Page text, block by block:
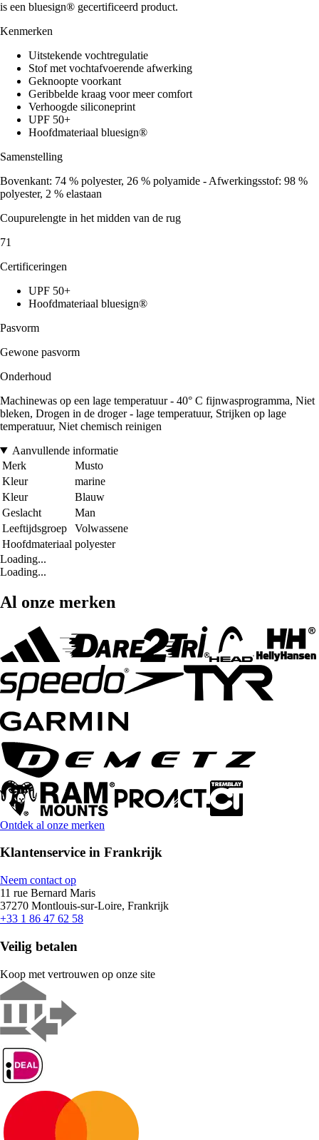
is een bluesign® gecertificeerd product.
Kenmerken
Uitstekende vochtregulatie
Stof met vochtafvoerende afwerking
Geknoopte voorkant
Geribbelde kraag voor meer comfort
Verhoogde siliconeprint
UPF 50+
Hoofdmateriaal bluesign®
Samenstelling
Bovenkant: 74 % polyester, 26 % polyamide - Afwerkingsstof: 98 %
polyester, 2 % elastaan
Coupurelengte in het midden van de rug
71
Certificeringen
UPF 50+
Hoofdmateriaal bluesign®
Pasvorm
Gewone pasvorm
Onderhoud
Machinewas op een lage temperatuur - 40° C fijnwasprogramma, Niet
bleken, Drogen in de droger - lage temperatuur, Strijken op lage
temperatuur, Niet chemisch reinigen
Aanvullende informatie
Merk
Musto
Kleur
marine
Kleur
Blauw
Geslacht
Man
Leeftijdsgroep
Volwassene
Hoofdmateriaal polyester
Loading...
Loading...
Al onze merken
Ontdek al onze merken
Klantenservice in Frankrijk
Neem contact op
11 rue Bernard Maris
37270 Montlouis-sur-Loire, Frankrijk
+33 1 86 47 62 58
Veilig betalen
Koop met vertrouwen op onze site